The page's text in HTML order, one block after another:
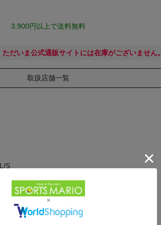
3,900円以上で送料無料
ただいま公式通販サイトには在庫がございません
取扱店舗一覧
S